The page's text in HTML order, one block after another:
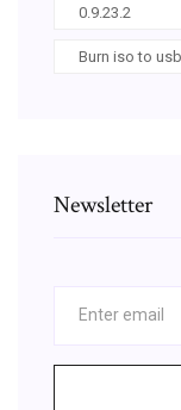
0.9.23.2
Burn iso to
Newsletter